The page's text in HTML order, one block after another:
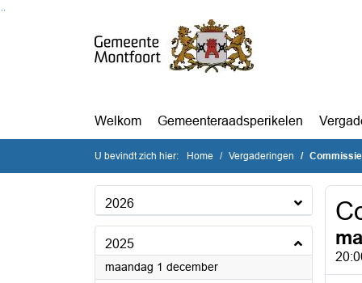
Welkom Gemeenteraadsperikelen
U bevindt zich hier: Home Vergaderingen
2026
2025
maandag 1 december2025